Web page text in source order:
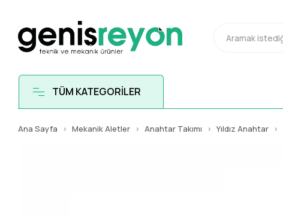
TÜM KATEGORİLER
Ana Sayfa Mekanik Aletler Anahtar Takımı Yıldız Anahtar